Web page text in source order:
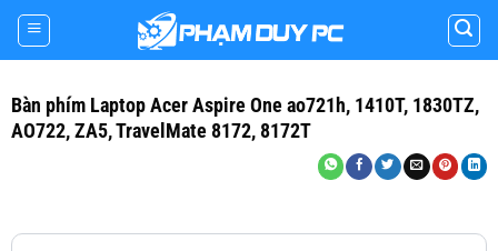
Skip
content
Bàn phím Laptop Acer Aspire One ao721h, 1410T, 1830TZ,
AO722, ZA5, TravelMate 8172, 8172T